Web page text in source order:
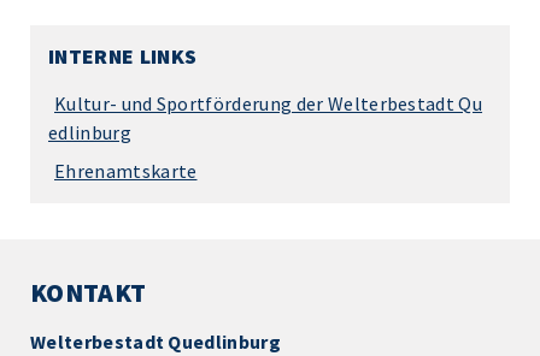
INTERNE LINKS
Kultur- und Sportförderung der Welterbestadt Qu
edlinburg
Ehrenamtskarte
KONTAKT
Welterbestadt Quedlinburg